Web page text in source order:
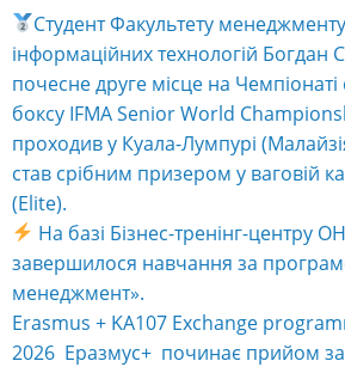
Студент Факультету
інформаційних технологій Богдан
почесне друге місце на Чемпіонаті
боксу IFMA Senior World
проходив у Куала-Лумпурі
став срібним призером у ваговій
(Elite).
На базі Бізнес-тренінг-центру
завершилося навчання за
менеджмент».
Erasmus + KA107 Exchange
2026 Еразмус+ починає прийом